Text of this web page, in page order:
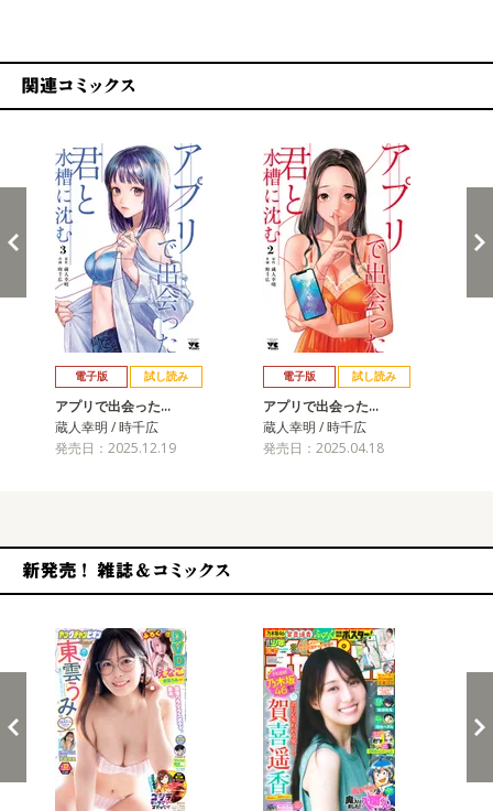
電子版 試し読み
アプリで出会った…
蔵人幸明 / 時千広
発売日：2025.12.19
電子版 試し読み
アプリで出会った…
蔵人幸明 / 時千広
発売日：2025.04.18